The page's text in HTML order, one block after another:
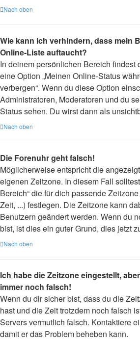
Nach oben
Wie kann ich verhindern, dass mein
Online-Liste auftaucht?
In deinem persönlichen Bereich findest
eine Option „Meinen Online-Status
verbergen“. Wenn du diese Option
Administratoren, Moderatoren und du
Status sehen. Du wirst dann als
Nach oben
Die Forenuhr geht falsch!
Möglicherweise entspricht die
eigenen Zeitzone. In diesem Fall
Bereich“ die für dich passende
Zeit, ...) festlegen. Die Zeitzone kann
Benutzern geändert werden. Wenn du
bist, ist dies ein guter Grund, dies jetzt
Nach oben
Ich habe die Zeitzone eingestellt,
immer noch falsch!
Wenn du dir sicher bist, dass du die
hast und die Zeit trotzdem noch falsch
Servers vermutlich falsch. Kontaktiere
damit er das Problem beheben kann.